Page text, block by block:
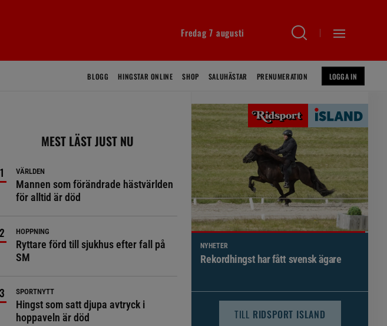
Fredag 7 augusti
BLOGG HINGSTAR ONLINE SHOP SALUHÄSTAR PRENUMERATION LOGGA IN
MEST LÄST JUST NU
VÄRLDEN
Mannen som förändrade hästvärlden
för alltid är död
HOPPNING
Ryttare förd till sjukhus efter fall på
SM
SPORTNYTT
Hingst som satt djupa avtryck i
hoppaveln är död
NYHETER
Brett politiskt stöd för förändringar i
TILL RIDSPORT ISLAND